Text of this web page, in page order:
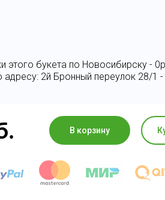
этого букета по Новосибирску -
2й Бронный переулок 28/1 -
В корзину